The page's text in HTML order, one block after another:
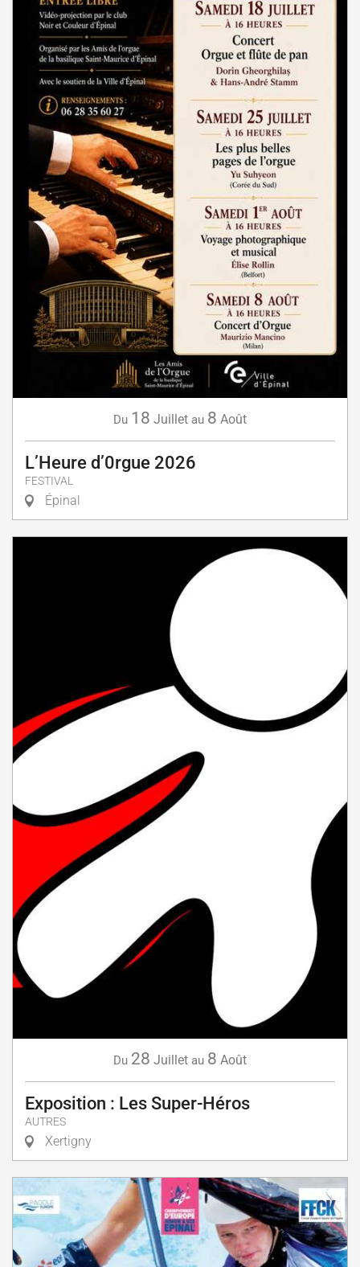
Du 18 Juillet au 8 Août
L’Heure d’0rgue 2026
FESTIVAL
Épinal
Du 28 Juillet au 8 Août
Exposition : Les Super-Héros
AUTRES
Xertigny